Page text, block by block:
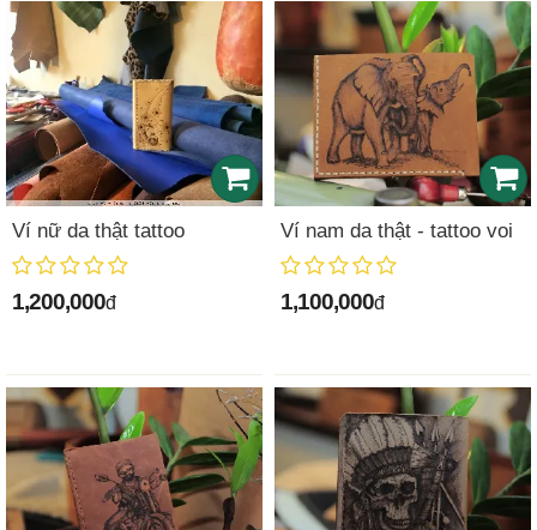
Ví nữ da thật tattoo
1,200,000đ
Ví nam da thật - tattoo voi
1,100,000đ